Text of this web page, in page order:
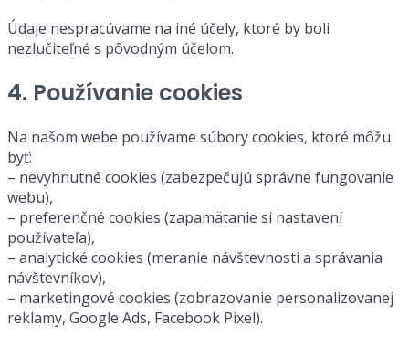
Údaje nespracúvame na iné účely, ktoré by boli
nezlučiteľné s pôvodným účelom.
4. Používanie cookies
Na našom webe používame súbory cookies, ktoré môžu
byť:
– nevyhnutné cookies (zabezpečujú správne fungovanie
webu),
– preferenčné cookies (zapamätanie si nastavení
používateľa),
– analytické cookies (meranie návštevnosti a správania
návštevníkov),
– marketingové cookies (zobrazovanie personalizovanej
reklamy, Google Ads, Facebook Pixel).